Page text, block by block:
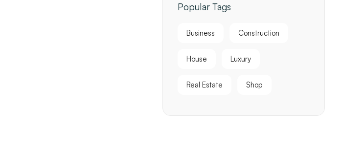
Popular Tags
Business Construction
House Luxury
Real Estate Shop